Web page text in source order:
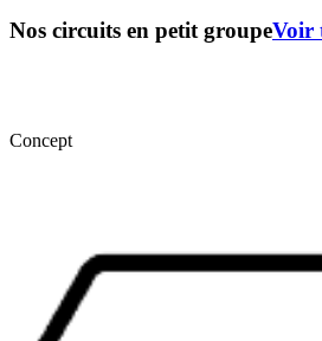
Nos circuits en petit groupeVoir
Concept